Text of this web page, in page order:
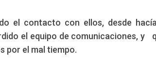
el contacto con ellos, desde
el equipo de comunicaciones, y
por el mal tiempo.